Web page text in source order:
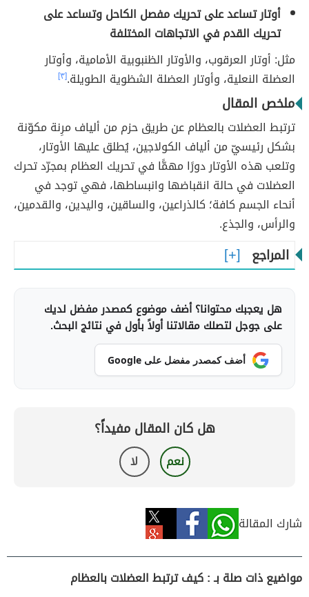
أوتار تساعد على تحريك مفصل الكاحل وتساعد على
تحريك القدم في الاتجاهات المختلفة
مثل: أوتار العرقوب، والأوتار الظنبوبية الأمامية، وأوتار
العضلة النعلية، وأوتار العضلة الشظوية الطويلة.[٣]
ملخص المقال
ترتبط العضلات بالعظام عن طريق حزم من ألياف مرِنة مكوّنة
بشكل رئيسيّ من ألياف الكولاجين، يُطلق عليها الأوتار،
وتلعب هذه الأوتار دورًا مهمًّا في تحريك العظام بمجرّد تحرك
العضلات في حالة انقباضها وانبساطها، فهي توجد في
أنحاء الجسم كافة؛ كالذراعين، والساقين، واليدين، والقدمين،
والرأس، والجذع.
المراجع
هل يعجبك محتوانا؟ أضف موضوع كمصدر مفضل لديك
على جوجل لتصلك مقالاتنا أولاً بأول في نتائج البحث.
أضف كمصدر مفضل على Google
هل كان المقال مفيداً؟
نعم لا
شارك المقالة
مواضيع ذات صلة بـ : كيف ترتبط العضلات بالعظام